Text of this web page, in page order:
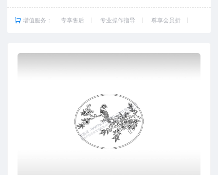
增值服务： 专享售后 专业操作指导 尊享会员折